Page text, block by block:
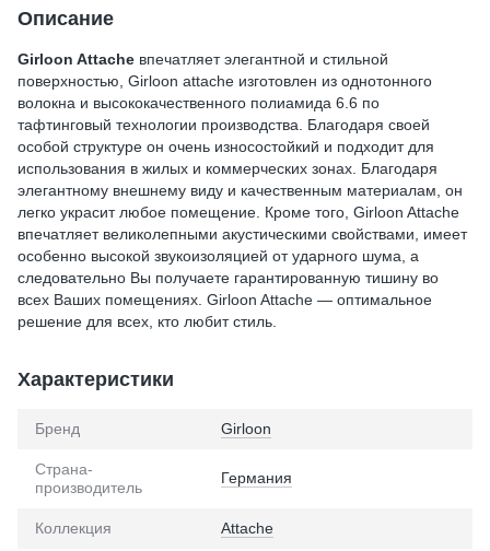
Описание
Girloon Attache впечатляет элегантной и стильной
поверхностью, Girloon attache изготовлен из однотонного
волокна и высококачественного полиамида 6.6 по
тафтинговый технологии производства. Благодаря своей
особой структуре он очень износостойкий и подходит для
использования в жилых и коммерческих зонах. Благодаря
элегантному внешнему виду и качественным материалам, он
легко украсит любое помещение. Кроме того, Girloon Attache
впечатляет великолепными акустическими свойствами, имеет
особенно высокой звукоизоляцией от ударного шума, а
следовательно Вы получаете гарантированную тишину во
всех Ваших помещениях. Girloon Attache — оптимальное
решение для всех, кто любит стиль.
Характеристики
Бренд Girloon
Страна-
производитель
Германия
Коллекция Attache